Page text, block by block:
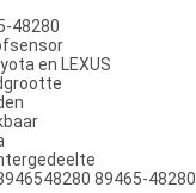
48280
en LEXUS
89465-48280